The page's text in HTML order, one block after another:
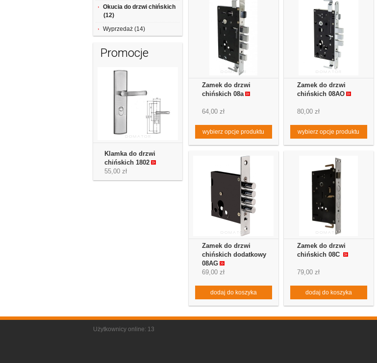
Okucia do drzwi chińskich
(12)
Wyprzedaż (14)
Promocje
Klamka do drzwi
chińskich 1802
55,00 zł
Zamek do drzwi
chińskich 08a
64,00 zł
wybierz opcje produktu
Zamek do drzwi
chińskich 08AO
80,00 zł
wybierz opcje produktu
Zamek do drzwi
chińskich dodatkowy
08AG
69,00 zł
dodaj do koszyka
Zamek do drzwi
chińskich 08C
79,00 zł
dodaj do koszyka
Użytkownicy online: 13